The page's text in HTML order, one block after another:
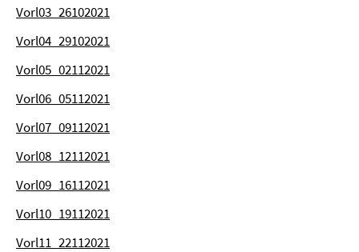
Vorl03_26102021
Vorl04_29102021
Vorl05_02112021
Vorl06_05112021
Vorl07_09112021
Vorl08_12112021
Vorl09_16112021
Vorl10_19112021
Vorl11_22112021